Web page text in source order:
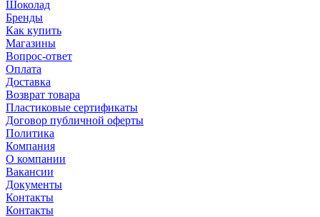
Шоколад
Бренды
Как купить
Магазины
Вопрос-ответ
Оплата
Доставка
Возврат товара
Пластиковые сертификаты
Договор публичной оферты
Политика
Компания
О компании
Вакансии
Документы
Контакты
Контакты